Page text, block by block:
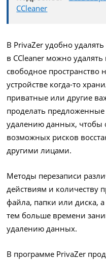
CCleaner
В PrivaZer удобно
в CCleaner можно
свободное пространство
устройстве когда-то
приватные или другие
проделать
удалению данных, чтобы
возможных рисков
другими лицами.
Методы перезаписи
действиям и количеству
файла, папки или диска,
тем больше времени
удалению данных.
В программе PrivaZer